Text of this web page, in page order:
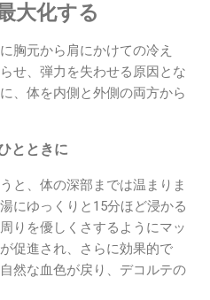
大化する
胸元から肩にかけての冷え
せ、弾力を失わせる原因とな
、体を内側と外側の両方から
とときに
と、体の深部までは温まりま
にゆっくりと15分ほど浸かる
りを優しくさするようにマッ
促進され、さらに効果的で
然な血色が戻り、デコルテの